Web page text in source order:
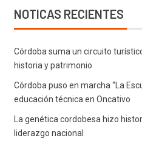
NOTICAS RECIENTES
Córdoba suma un circuito
historia y patrimonio
Córdoba puso en marcha “La
educación técnica en Oncativo
La genética cordobesa hizo
liderazgo nacional